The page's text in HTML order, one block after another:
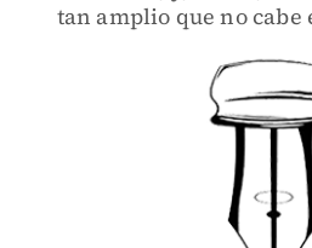
tan amplio que no cabe